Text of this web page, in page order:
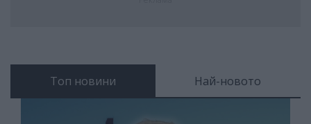
Топ новини Най-новото